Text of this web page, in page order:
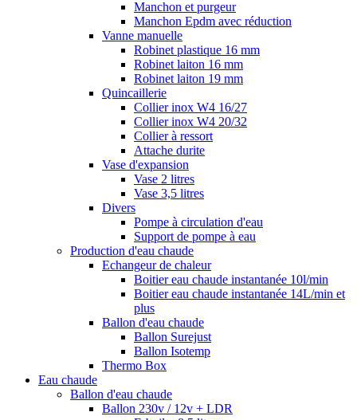
Manchon et purgeur
Manchon Epdm avec réduction
Vanne manuelle
Robinet plastique 16 mm
Robinet laiton 16 mm
Robinet laiton 19 mm
Quincaillerie
Collier inox W4 16/27
Collier inox W4 20/32
Collier à ressort
Attache durite
Vase d'expansion
Vase 2 litres
Vase 3,5 litres
Divers
Pompe à circulation d'eau
Support de pompe à eau
Production d'eau chaude
Echangeur de chaleur
Boitier eau chaude instantanée 10l/min
Boitier eau chaude instantanée 14L/min et
plus
Ballon d'eau chaude
Ballon Surejust
Ballon Isotemp
Thermo Box
Eau chaude
Ballon d'eau chaude
Ballon 230v / 12v + LDR